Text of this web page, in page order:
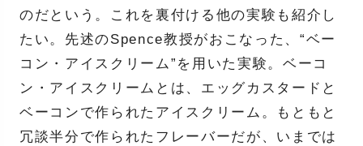
のだという。これを裏付ける他の実験も紹介し
たい。先述のSpence教授がおこなった、“ベー
コン・アイスクリーム”を用いた実験。ベーコ
ン・アイスクリームとは、エッグカスタードと
ベーコンで作られたアイスクリーム。もともと
冗談半分で作られたフレーバーだが、いまでは